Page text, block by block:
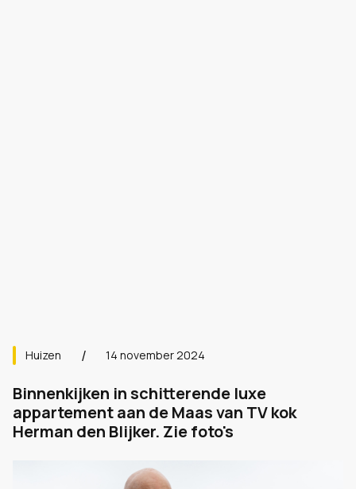
Huizen 14 november 2024
Binnenkijken in schitterende luxe
appartement aan de Maas van TV kok
Herman den Blijker. Zie foto's